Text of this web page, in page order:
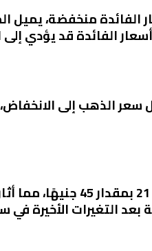
الفائدة منخفضة، يميل
الفائدة قد يؤدي إلى
سعر الذهب إلى
خلال الأيام الماضية، شهدت أسعار الذهب تراجعًا ملحوظًا. فقد انخفض سعر الذهب
التغيرات الأخيرة